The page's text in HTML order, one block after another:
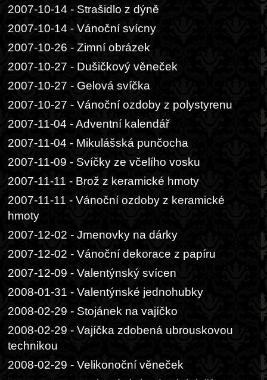
2007-10-14 - Strašidlo z dýně
2007-10-14 - Vánoční svícny
2007-10-26 - Zimní obrázek
2007-10-27 - Dušičkový věneček
2007-10-27 - Gelová svíčka
2007-10-27 - Vánoční ozdoby z polystyrenu
2007-11-04 - Adventní kalendář
2007-11-04 - Mikulášská punčocha
2007-11-09 - Svíčky ze včelího vosku
2007-11-11 - Brož z keramické hmoty
2007-11-11 - Vánoční ozdoby z keramické
hmoty
2007-12-02 - Jmenovky na dárky
2007-12-02 - Vánoční dekorace z papíru
2007-12-09 - Valentýnský svícen
2008-01-31 - Valentýnské jednohubky
2008-02-29 - Stojánek na vajíčko
2008-02-29 - Vajíčka zdobená ubrouskovou
technikou
2008-02-29 - Velikonoční věneček